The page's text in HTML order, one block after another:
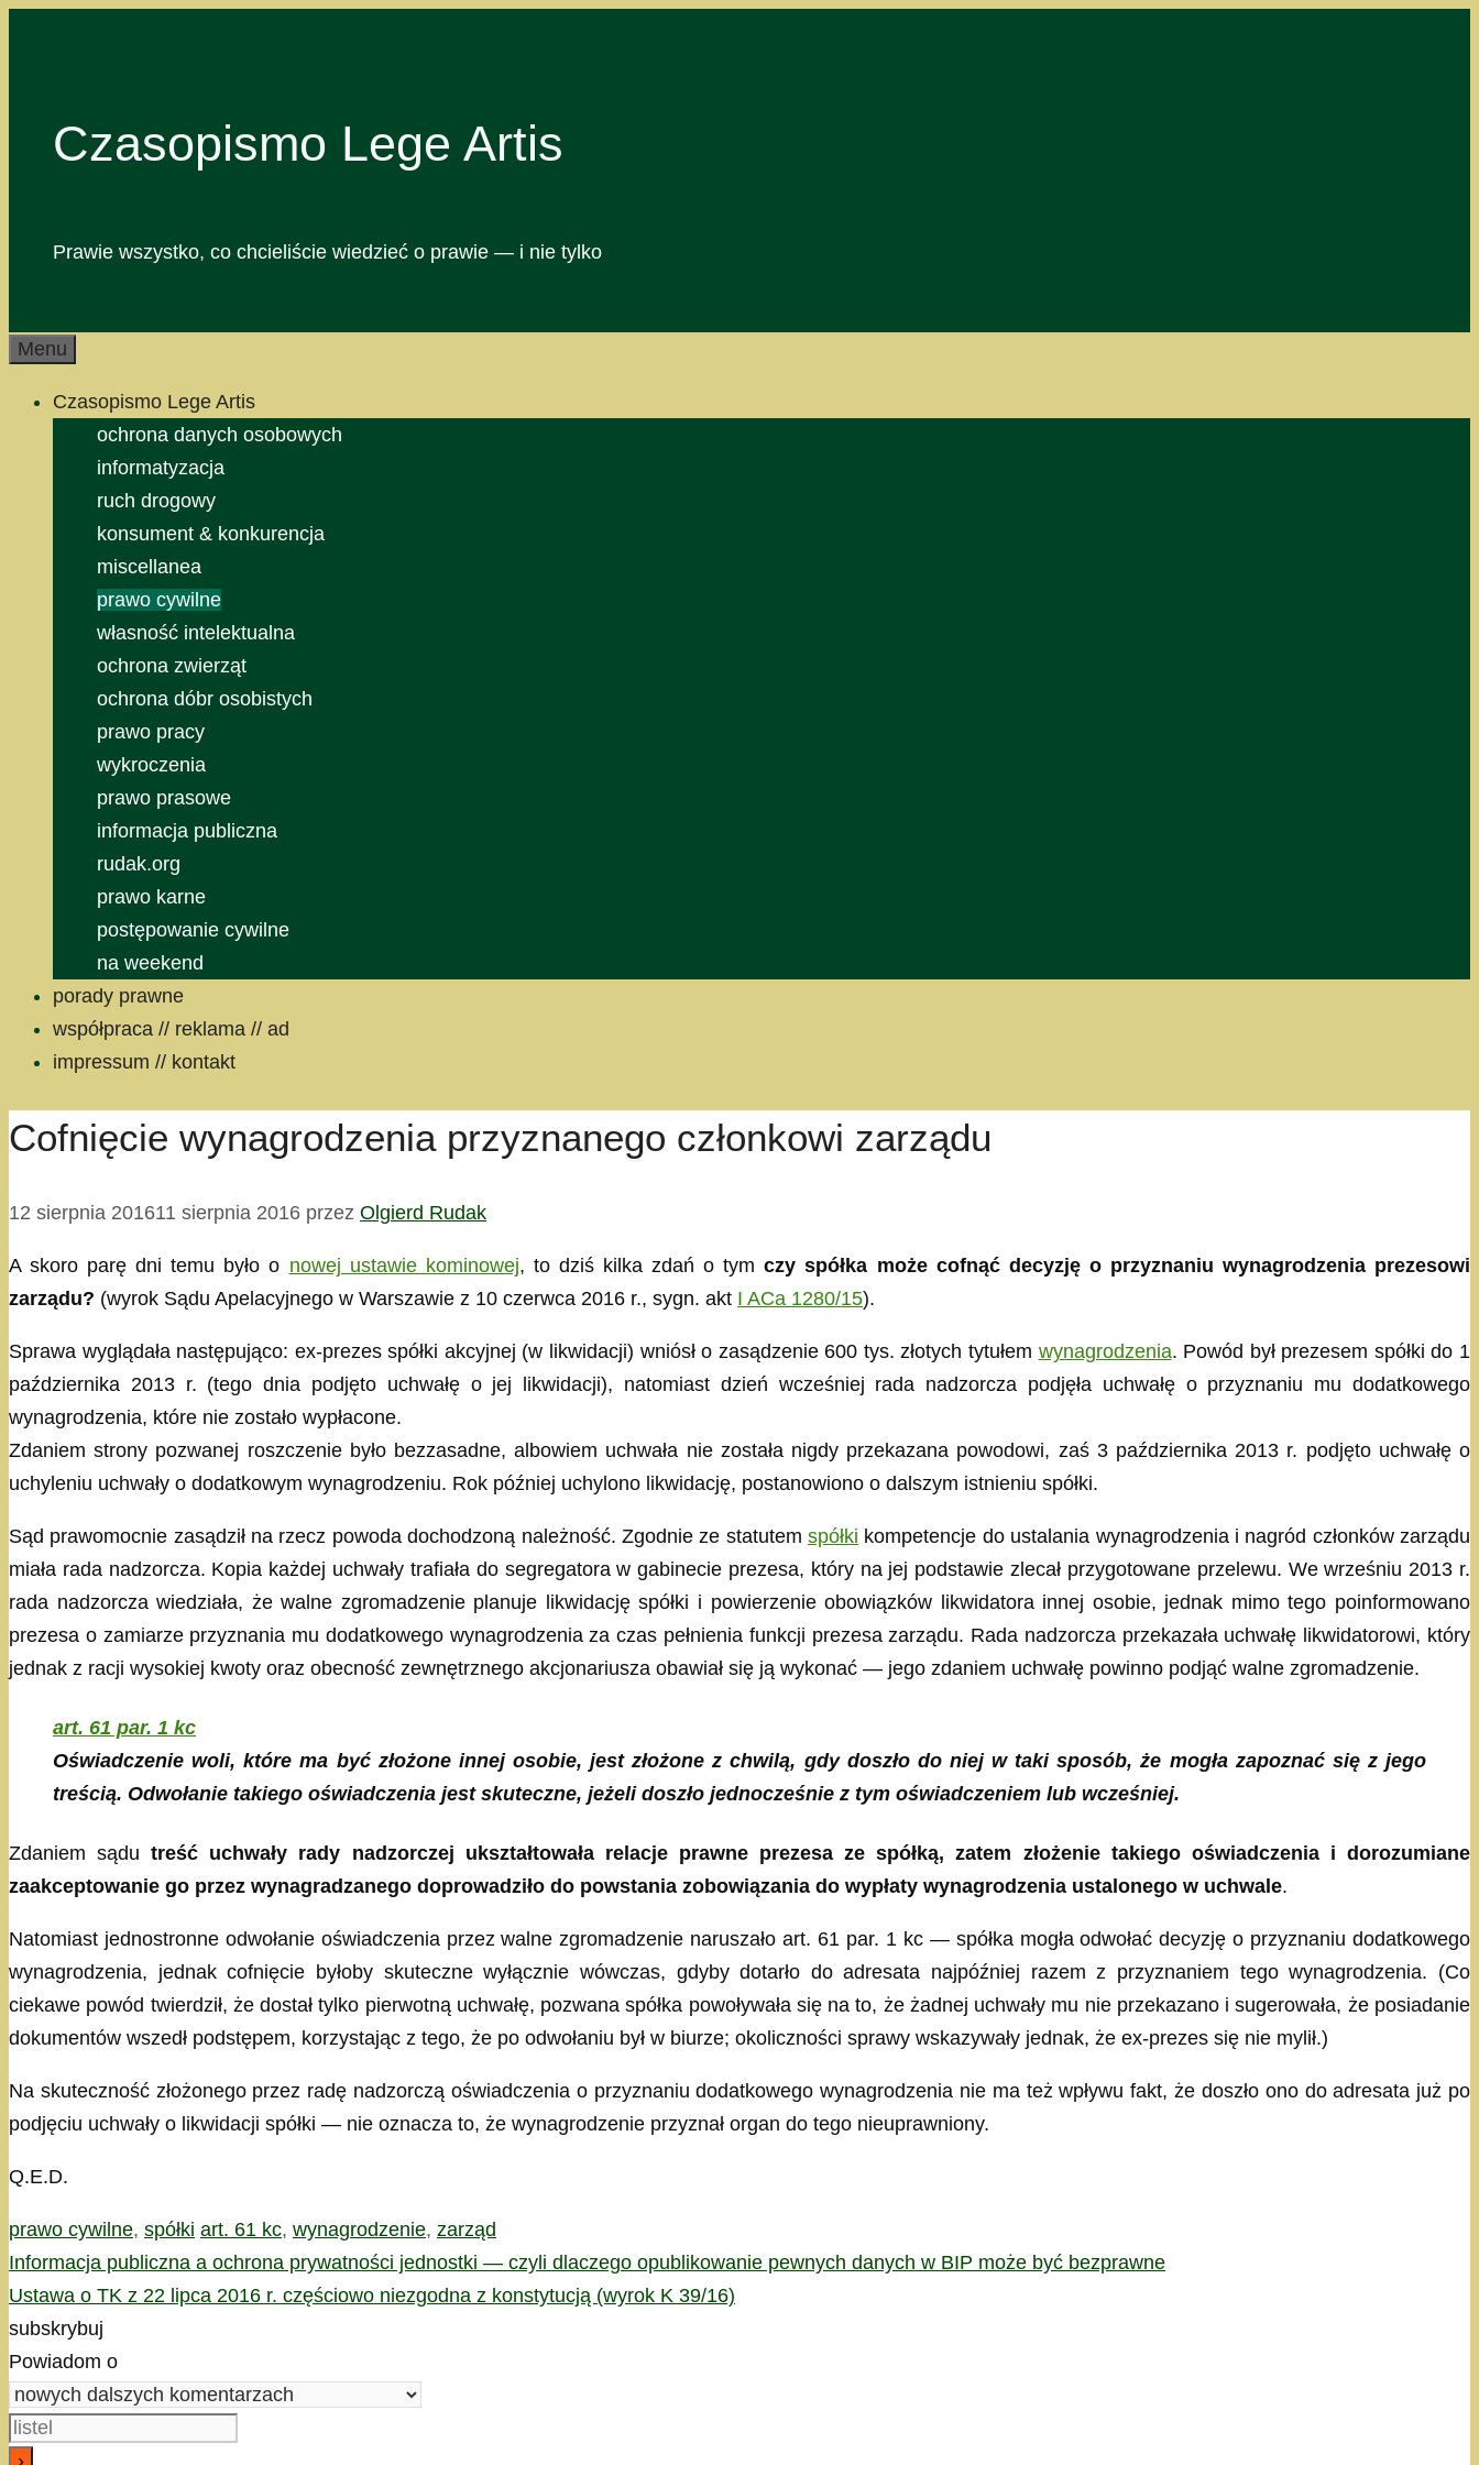
Czasopismo Lege Artis
Prawie wszystko, co chcieliście wiedzieć o prawie — i nie tylko
Menu
Czasopismo Lege Artis
ochrona danych osobowych
informatyzacja
ruch drogowy
konsument & konkurencja
miscellanea
prawo cywilne
własność intelektualna
ochrona zwierząt
ochrona dóbr osobistych
prawo pracy
wykroczenia
prawo prasowe
informacja publiczna
rudak.org
prawo karne
postępowanie cywilne
na weekend
porady prawne
współpraca // reklama // ad
impressum // kontakt
Cofnięcie wynagrodzenia przyznanego członkowi zarządu
12 sierpnia 201611 sierpnia 2016 przez Olgierd Rudak
A skoro parę dni temu było o nowej ustawie kominowej, to dziś kilka zdań o tymczy spółka może cofnąć decyzję o przyznaniu wynagrodzenia prezesowi
zarządu? (wyrok Sądu Apelacyjnego w Warszawie z 10 czerwca 2016 r., sygn. akt I ACa 1280/15).
Sprawa wyglądała następująco: ex-prezes spółki akcyjnej (w likwidacji) wniósł o zasądzenie 600 tys. złotych tytułem wynagrodzenia. Powód był prezesem spółki do 1
października 2013 r. (tego dnia podjęto uchwałę o jej likwidacji), natomiast dzień wcześniej rada nadzorcza podjęła uchwałę o przyznaniu mu dodatkowego
wynagrodzenia, które nie zostało wypłacone.
Zdaniem strony pozwanej roszczenie było bezzasadne, albowiem uchwała nie została nigdy przekazana powodowi, zaś 3 października 2013 r. podjęto uchwałę o
uchyleniu uchwały o dodatkowym wynagrodzeniu. Rok później uchylono likwidację, postanowiono o dalszym istnieniu spółki.
Sąd prawomocnie zasądził na rzecz powoda dochodzoną należność. Zgodnie ze statutemspółki kompetencje do ustalania wynagrodzenia i nagród członków zarządu
miała rada nadzorcza. Kopia każdej uchwały trafiała do segregatora w gabinecie prezesa, który na jej podstawie zlecał przygotowane przelewu. We wrześniu 2013 r.
rada nadzorcza wiedziała, że walne zgromadzenie planuje likwidację spółki i powierzenie obowiązków likwidatora innej osobie, jednak mimo tego poinformowano
prezesa o zamiarze przyznania mu dodatkowego wynagrodzenia za czas pełnienia funkcji prezesa zarządu. Rada nadzorcza przekazała uchwałę likwidatorowi, który
jednak z racji wysokiej kwoty oraz obecność zewnętrznego akcjonariusza obawiał się ją wykonać — jego zdaniem uchwałę powinno podjąć walne zgromadzenie.
art. 61 par. 1 kc
Oświadczenie woli, które ma być złożone innej osobie, jest złożone z chwilą, gdy doszło do niej w taki sposób, że mogła zapoznać się z jego
treścią. Odwołanie takiego oświadczenia jest skuteczne, jeżeli doszło jednocześnie z tym oświadczeniem lub wcześniej.
Zdaniem sądutreść uchwały rady nadzorczej ukształtowała relacje prawne prezesa ze spółką, zatem złożenie takiego oświadczenia i dorozumiane
zaakceptowanie go przez wynagradzanego doprowadziło do powstania zobowiązania do wypłaty wynagrodzenia ustalonego w uchwale.
Natomiast jednostronne odwołanie oświadczenia przez walne zgromadzenie naruszało art. 61 par. 1 kc — spółka mogła odwołać decyzję o przyznaniu dodatkowego
wynagrodzenia, jednak cofnięcie byłoby skuteczne wyłącznie wówczas, gdyby dotarło do adresata najpóźniej razem z przyznaniem tego wynagrodzenia. (Co
ciekawe powód twierdził, że dostał tylko pierwotną uchwałę, pozwana spółka powoływała się na to, że żadnej uchwały mu nie przekazano i sugerowała, że posiadanie
dokumentów wszedł podstępem, korzystając z tego, że po odwołaniu był w biurze; okoliczności sprawy wskazywały jednak, że ex-prezes się nie mylił.)
Na skuteczność złożonego przez radę nadzorczą oświadczenia o przyznaniu dodatkowego wynagrodzenia nie ma też wpływu fakt, że doszło ono do adresata już po
podjęciu uchwały o likwidacji spółki — nie oznacza to, że wynagrodzenie przyznał organ do tego nieuprawniony.
Q.E.D.
Kategorie
prawo cywilne, spółki Tagi
art. 61 kc, wynagrodzenie, zarząd
Informacja publiczna a ochrona prywatności jednostki — czyli dlaczego opublikowanie pewnych danych w BIP może być bezprawne
Ustawa o TK z 22 lipca 2016 r. częściowo niezgodna z konstytucją (wyrok K 39/16)
subskrybuj
Powiadom o